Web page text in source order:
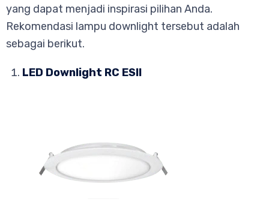
yang dapat menjadi inspirasi pilihan Anda.
Rekomendasi lampu downlight tersebut adalah
sebagai berikut.
LED Downlight RC ESII